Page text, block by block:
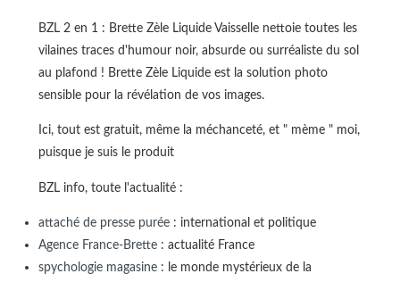
BZL 2 en 1 : Brette Zèle Liquide Vaisselle nettoie toutes les
vilaines traces d'humour noir, absurde ou surréaliste du sol
au plafond ! Brette Zèle Liquide est la solution photo
sensible pour la révélation de vos images.
Ici, tout est gratuit, même la méchanceté, et " mème " moi,
puisque je suis le produit
BZL info, toute l'actualité :
attaché de presse purée: international et politique
Agence France-Brette: actualité France
spychologie magasine: le monde mystérieux de la